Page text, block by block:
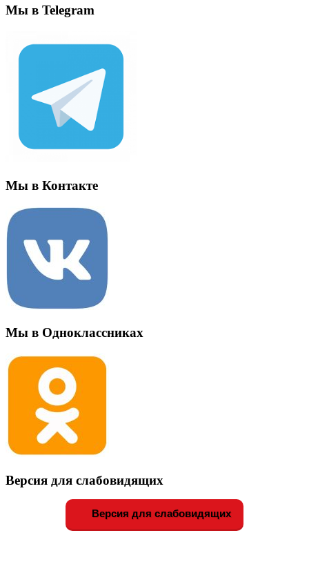
Мы в Telegram
Мы в Контакте
Мы в Одноклассниках
Версия для слабовидящих
Версия для слабовидящих